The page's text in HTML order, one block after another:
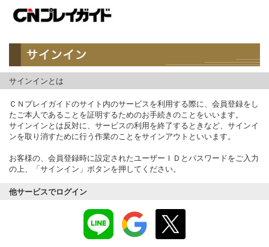
サインインとは
ＣＮプレイガイドのサイト内のサービスを利用する際に、会員登録をし
たご本人であることを証明するためのお手続きのことをいいます。
サインインとは反対に、サービスの利用を終了するときなど、サインイ
ンを取り消すために行う作業のことをサインアウトといいます。
お客様の、会員登録時に設定されたユーザーＩＤとパスワードをご入力
の上、「サインイン」ボタンを押してください。
他サービスでログイン